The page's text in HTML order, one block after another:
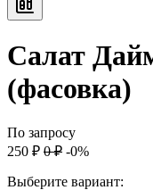
Салат
(фасовка)
По запросу
250 ₽ 0 ₽ -0%
Выберите вариант: